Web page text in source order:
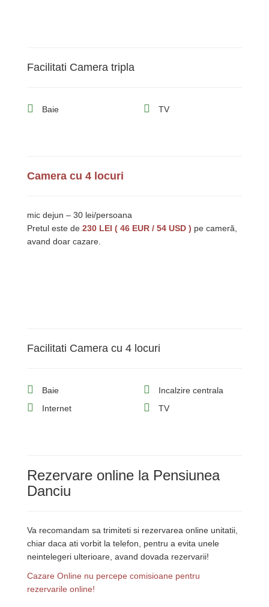
Facilitati Camera tripla
Baie TV
Camera cu 4 locuri
mic dejun – 30 lei/persoana
Pretul este de 230 LEI ( 46 EUR / 54 USD ) pe cameră,
avand doar cazare.
Facilitati Camera cu 4 locuri
Baie
Incalzire centrala
Internet
TV
Rezervare online la Pensiunea
Danciu
Va recomandam sa trimiteti si rezervarea online unitatii,
chiar daca ati vorbit la telefon, pentru a evita unele
neintelegeri ulterioare, avand dovada rezervarii!
Cazare Online nu percepe comisioane pentru
rezervarile online!